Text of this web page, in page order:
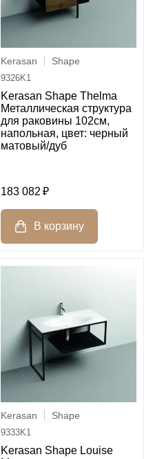
Kerasan Shape
9326K1
Kerasan Shape Thelma
Металлическая структура
для раковины 102см,
напольная, цвет: черный
матовый/дуб
183 082
Kerasan Shape
9333K1
Kerasan Shape Louise